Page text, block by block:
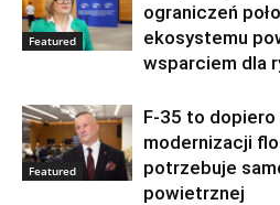
Featured
ograniczeń
ekosystemu
wsparciem dla
Featured
F-35 to
modernizacji
potrzebuje
powietrznej